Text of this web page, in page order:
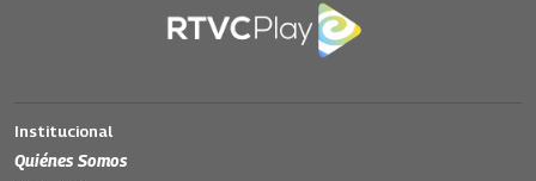
Institucional
Quiénes Somos